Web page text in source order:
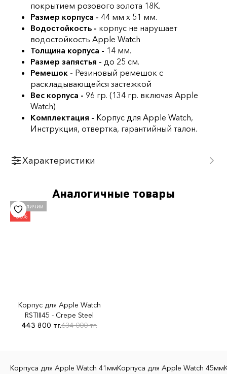
покрытием розового золота 18К.
Размер корпуса - 44 мм х 51 мм.
Водостойкость - корпус не нарушает
водостойкость Apple Watch
Толщина корпуса - 14 мм.
Размер запястья - до 25 см.
Ремешок - Резиновый ремешок с
раскладывающейся застежкой
Вес корпуса - 96 гр. (134 гр. включая Apple
Watch)
Комплектация - Корпус для Apple Watch,
Инструкция, отвертка, гарантийный талон.
Характеристики
Golden Concept
Материал корпуса
Цвет ремешка
Чёрный
Аналогичные товары
Корпус для Apple Watch
RSTIII45 - Crepe Steel
443 800 тг.634 000 тг.
Корпуса для Apple Watch 41ммКорпуса для Apple Watch 45мм